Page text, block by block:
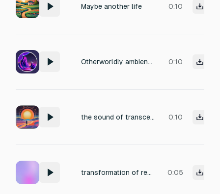
Maybe another life 0:10
Otherworldly ambience with distorted winds, deep drones, and alien whispers. 0:10
the sound of transcending into another plane of existence 0:10
transformation of reality 0:05